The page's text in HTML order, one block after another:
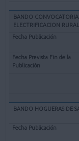
BANDO
ELECTRIFICACION RURAL
BANDO HOGUERAS DE